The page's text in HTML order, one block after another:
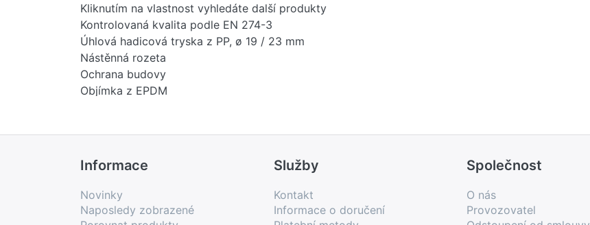
Kliknutím na vlastnost vyhledáte další produkty
Kontrolovaná kvalita podle EN 274-3
Úhlová hadicová tryska z PP, ø 19 / 23 mm
Nástěnná rozeta
Ochrana budovy
Objímka z EPDM
Odvodňovací kapacita: 0,6 l/s
d1, ø: 56 mm
PU1: 1 ks.
PU2: 20 ks
Informace
Novinky
Naposledy zobrazené
Služby
Kontakt
Informace o doručení
Společnost
O nás
Provozovatel